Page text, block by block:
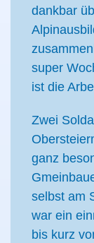
dankbar
super
ist die
Zwei
ganz
selbst am
war ein
bis kurz